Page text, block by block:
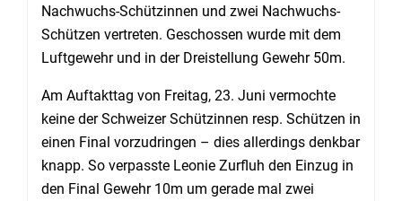
Nachwuchs-Schützinnen und zwei Nachwuchs-
Schützen vertreten. Geschossen wurde mit dem
Luftgewehr und in der Dreistellung Gewehr 50m.
Am Auftakttag von Freitag, 23. Juni vermochte
keine der Schweizer Schützinnen resp. Schützen in
einen Final vorzudringen – dies allerdings denkbar
knapp. So verpasste Leonie Zurfluh den Einzug in
den Final Gewehr 10m um gerade mal zwei